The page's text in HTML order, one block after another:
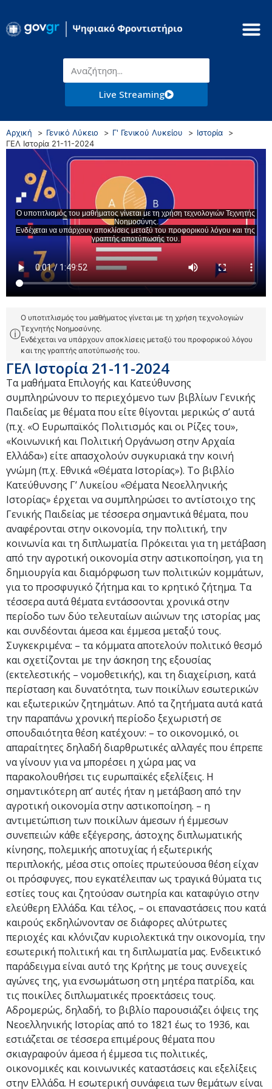
Live Streaming
Αρχική Γενικό Λύκειο Γ' Γενικού Λυκείου
Ιστορία
ΓΕΛ Ιστορία 21-11-2024
ⓘ
Ο υποτιτλισμός του μαθήματος γίνεται με τη χρήση τεχνολογιών
Τεχνητής Νοημοσύνης.
Ενδέχεται να υπάρχουν αποκλίσεις μεταξύ του προφορικού λόγου
και της γραπτής αποτύπωσής του.
ΓΕΛ Ιστορία 21-11-2024
Τα μαθήματα Επιλογής και Κατεύθυνσης
συμπληρώνουν το περιεχόμενο των βιβλίων Γενικής
Παιδείας με θέματα που είτε θίγονται μερικώς σ’ αυτά
(π.χ. «Ο Ευρωπαϊκός Πολιτισμός και οι Ρίζες του»,
«Κοινωνική και Πολιτική Οργάνωση στην Αρχαία
Ελλάδα») είτε απασχολούν συγκυριακά την κοινή
γνώμη (π.χ. Εθνικά «Θέματα Ιστορίας»). Το βιβλίο
Κατεύθυνσης Γ’ Λυκείου «Θέματα Νεοελληνικής
Ιστορίας» έρχεται να συμπληρώσει το αντίστοιχο της
Γενικής Παιδείας με τέσσερα σημαντικά θέματα, που
αναφέρονται στην οικονομία, την πολιτική, την
κοινωνία και τη διπλωματία. Πρόκειται για τη μετάβαση
από την αγροτική οικονομία στην αστικοποίηση, για τη
δημιουργία και διαμόρφωση των πολιτικών κομμάτων,
για το προσφυγικό ζήτημα και το κρητικό ζήτημα. Τα
τέσσερα αυτά θέματα εντάσσονται χρονικά στην
περίοδο των δύο τελευταίων αιώνων της ιστορίας μας
και συνδέονται άμεσα και έμμεσα μεταξύ τους.
Συγκεκριμένα: – τα κόμματα αποτελούν πολιτικό θεσμό
και σχετίζονται με την άσκηση της εξουσίας
(εκτελεστικής – νομοθετικής), και τη διαχείριση, κατά
περίσταση και δυνατότητα, των ποικίλων εσωτερικών
και εξωτερικών ζητημάτων. Από τα ζητήματα αυτά κατά
την παραπάνω χρονική περίοδο ξεχωριστή σε
σπουδαιότητα θέση κατέχουν: – το οικονομικό, οι
απαραίτητες δηλαδή διαρθρωτικές αλλαγές που έπρεπε
να γίνουν για να μπορέσει η χώρα μας να
παρακολουθήσει τις ευρωπαϊκές εξελίξεις. H
σημαντικότερη απ’ αυτές ήταν η μετάβαση από την
αγροτική οικονομία στην αστικοποίηση. – η
αντιμετώπιση των ποικίλων άμεσων ή έμμεσων
συνεπειών κάθε εξέγερσης, άστοχης διπλωματικής
κίνησης, πολεμικής αποτυχίας ή εξωτερικής
περιπλοκής, μέσα στις οποίες πρωτεύουσα θέση είχαν
οι πρόσφυγες, που εγκατέλειπαν ως τραγικά θύματα τις
εστίες τους και ζητούσαν σωτηρία και καταφύγιο στην
ελεύθερη Ελλάδα. Και τέλος, – οι επαναστάσεις που κατά
καιρούς εκδηλώνονταν σε διάφορες αλύτρωτες
περιοχές και κλόνιζαν κυριολεκτικά την οικονομία, την
εσωτερική πολιτική και τη διπλωματία μας. Ενδεικτικό
παράδειγμα είναι αυτό της Κρήτης με τους συνεχείς
αγώνες της, για ενσωμάτωση στη μητέρα πατρίδα, και
τις ποικίλες διπλωματικές προεκτάσεις τους.
Αδρομερώς, δηλαδή, το βιβλίο παρουσιάζει όψεις της
Νεοελληνικής Ιστορίας από το 1821 έως το 1936, και
εστιάζεται σε τέσσερα επιμέρους θέματα που
σκιαγραφούν άμεσα ή έμμεσα τις πολιτικές,
οικονομικές και κοινωνικές καταστάσεις και εξελίξεις
στην Ελλάδα. H εσωτερική συνάφεια των θεμάτων είναι